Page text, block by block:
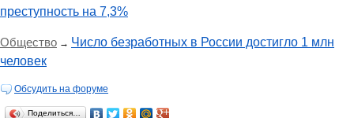
преступность на 7,3%
Общество → Число безработных в России достигло 1 млн
человек
Обсудить на форуме
Поделиться…